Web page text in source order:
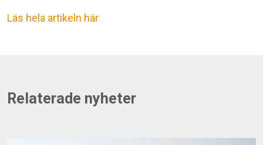
Läs hela artikeln här
Relaterade nyheter